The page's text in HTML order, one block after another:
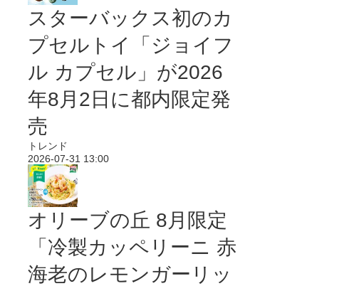
スターバックス初のカ
プセルトイ「ジョイフ
ル カプセル」が2026
年8月2日に都内限定発
売
トレンド
2026-07-31 13:00
オリーブの丘 8月限定
「冷製カッペリーニ 赤
海老のレモンガーリッ